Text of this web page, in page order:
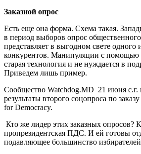
Заказной опрос
Есть еще она форма. Схема такая.
в период выборов опрос
представляет в выгодном свете одного
конкурентов. Манипуляции с помощью
старая технология и не нуждается в
Приведем лишь пример.
Сообщество Watchdog.MD 21 июня с.г.
результаты второго соцопроса по
for Democracy.
Кто же лидер этих заказных опросов?
пропрезидентская ПДС. И ей готовы
подавляющее большинство